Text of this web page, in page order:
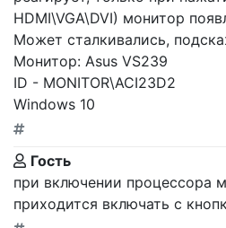
HDMI\VGA\DVI) монитор
Может сталкивались,
Монитор: Asus VS239
ID - MONITOR\ACI23D2
Windows 10
Гость
при включении процессора
приходится включать с